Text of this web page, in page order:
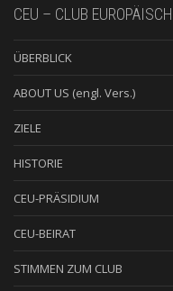
CEU – CLUB
ÜBERBLICK
ABOUT US (engl. Vers.)
ZIELE
HISTORIE
CEU-PRÄSIDIUM
CEU-BEIRAT
STIMMEN ZUM CLUB